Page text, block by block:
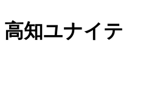
高知ユナイテ